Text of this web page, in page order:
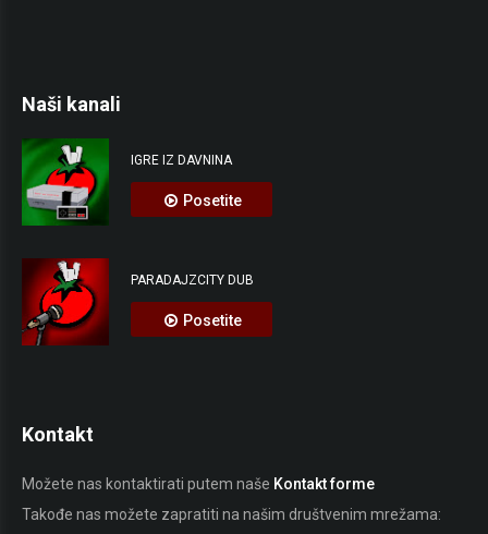
Naši kanali
IGRE IZ DAVNINA
Posetite
PARADAJZCITY DUB
Posetite
Kontakt
Možete nas kontaktirati putem naše Kontakt forme
Takođe nas možete zapratiti na našim društvenim mrežama: